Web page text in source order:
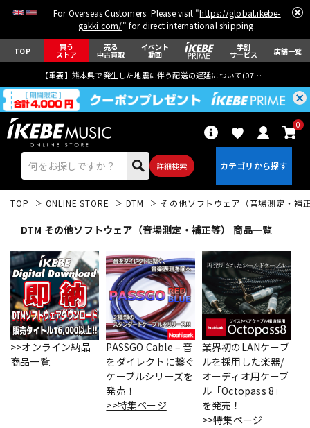
For Overseas Customers: Please visit "https://global.ikebe-
gakki.com/" for direct international shipping.
TOP 買う
ストア
売る
中古買取
イベント
動画
学割
サービス 店舗一覧
【重要】熊本県で発生した地震に伴う配送の遅延について(07月29日
詳細検索
0
エレキギター アコギ/エレアコ
ベース ウクレレ
パーカッション
TOP ONLINE STORE DTM その他ソフトウェア（音場測定・補
DTM その他ソフトウェア（音場測定・補正等） 商品一覧
>>オンライン納品
商品一覧
PASSGO Cable – 音
をダイレクトに繋ぐ
ケーブルシリーズを
発売！
>>特集ページ
業界初のLANケーブ
ルを採用した楽器/
オーディオ用ケーブ
ル「Octopass 8」
を発売！
>>特集ページ